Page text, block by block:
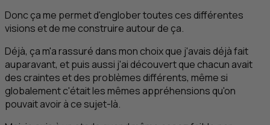
Donc ça me permet d'englober toutes ces différentes
visions et de me construire autour de ça.
Déjà, ça m'a rassuré dans mon choix que j'avais déjà fait
auparavant, et puis aussi j'ai découvert que chacun avait
des craintes et des problèmes différents, même si
globalement c'était les mêmes appréhensions qu'on
pouvait avoir à ce sujet-là.